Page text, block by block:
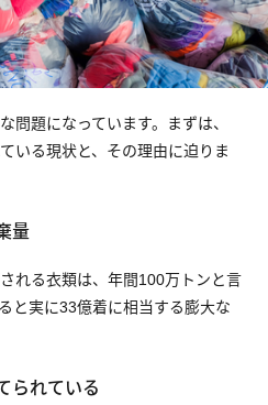
問題になっています。まずは、
いる現状と、その理由に迫りま
量
れる衣類は、年間100万トンと言
と実に33億着に相当する膨大な
られている